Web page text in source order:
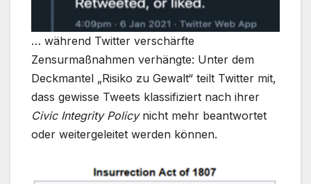
… während Twitter verschärfte
Zensurmaßnahmen verhängte: Unter dem
Deckmantel „Risiko zu Gewalt“ teilt Twitter mit,
dass gewisse Tweets klassifiziert nach ihrer
Civic Integrity Policynicht mehr beantwortet
oder weitergeleitet werden können.